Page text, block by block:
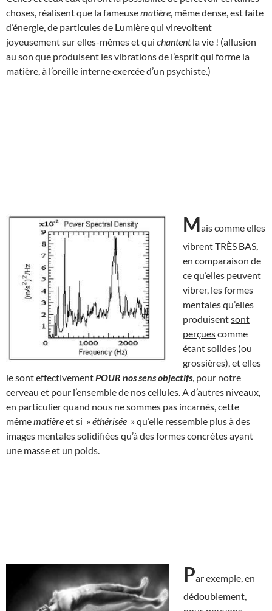
choses, réalisent que la fameusematière , même dense, est faite
d’énergie, de particules de Lumière qui virevoltent
joyeusement sur elles-mêmes et qui chantentla vie ! (allusion
au son que produisent les vibrations de l’esprit qui forme la
matière, à l’oreille interne exercée d’un psychiste.)
Mais comme elles
vibrent TRÈS BAS,
en comparaison de
ce qu’elles peuvent
vibrer, les formes
mentales qu’elles
produisentsont
perçuescomme
étant solides (ou
grossières), et elles
le sont effectivement POUR nos sens objectifs , pour notre
cerveau et pour l’ensemble de nos cellules. A d’autres niveaux,
en particulier quand nous ne sommes pas incarnés, cette
mêmematièreet si »éthérisée » qu’elle ressemble plus à des
images mentales solidifiées qu’à des formes concrètes ayant
une masse et un poids.
Par exemple, en
dédoublement,